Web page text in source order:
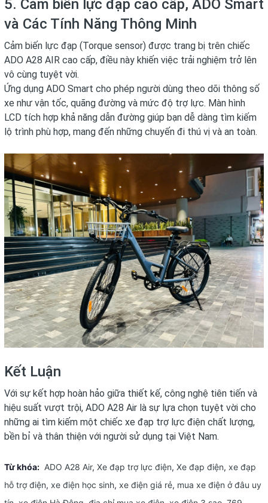
5. Cảm biến lực đạp cao cấp, ADO Smart
và Các Tính Năng Thông Minh
Cảm biến lực đạp (Torque sensor) được trang bị trên chiếc
ADO A28 AIR cao cấp, điều này khiến việc trải nghiệm trở lên
vô cùng tuyệt vời.
Ứng dụng ADO Smart cho phép người dùng theo dõi thông số
xe như vận tốc, quãng đường và mức độ trợ lực. Màn hình
LCD tích hợp khả năng dẫn đường giúp bạn dễ dàng tìm kiếm
lộ trình phù hợp, mang đến những chuyến đi thú vị và an toàn.
Kết Luận
Với sự kết hợp hoàn hảo giữa thiết kế, công nghệ tiên tiến và
hiệu suất vượt trội, ADO A28 Air là sự lựa chọn tuyệt vời cho
những ai tìm kiếm một chiếc xe đạp trợ lực điện chất lượng,
bền bỉ và thân thiện với người sử dụng tại Việt Nam.
Từ khóa: ADO A28 Air, Xe đạp trợ lực điện, Xe đạp điện, xe đạp
hỗ trợ điện, xe điện học sinh, xe điện giá rẻ, mua xe điện ở đâu uy